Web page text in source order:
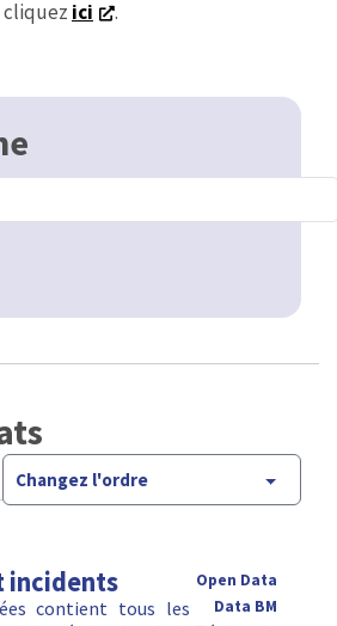
cliquez ici .
Changez l'ordre
incidents
Open Data
Data BM
contient tous les